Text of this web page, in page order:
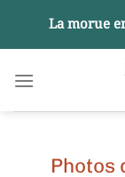
contenu
La morue
Photos